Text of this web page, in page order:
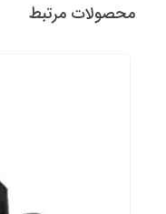
محصولات مرتبط